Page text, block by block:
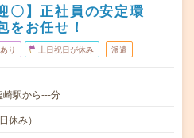
〇】正社員の安定環
をお任せ！
り 土日祝日が休み 派遣
駅から---分
休み）